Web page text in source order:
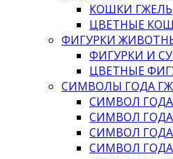
КОШКИ ГЖЕЛЬ
ЦВЕТНЫЕ
ФИГУРКИ
ФИГУРКИ И
ЦВЕТНЫЕ
СИМВОЛЫ ГОДА
СИМВОЛ
СИМВОЛ
СИМВОЛ ГОДА
СИМВОЛ